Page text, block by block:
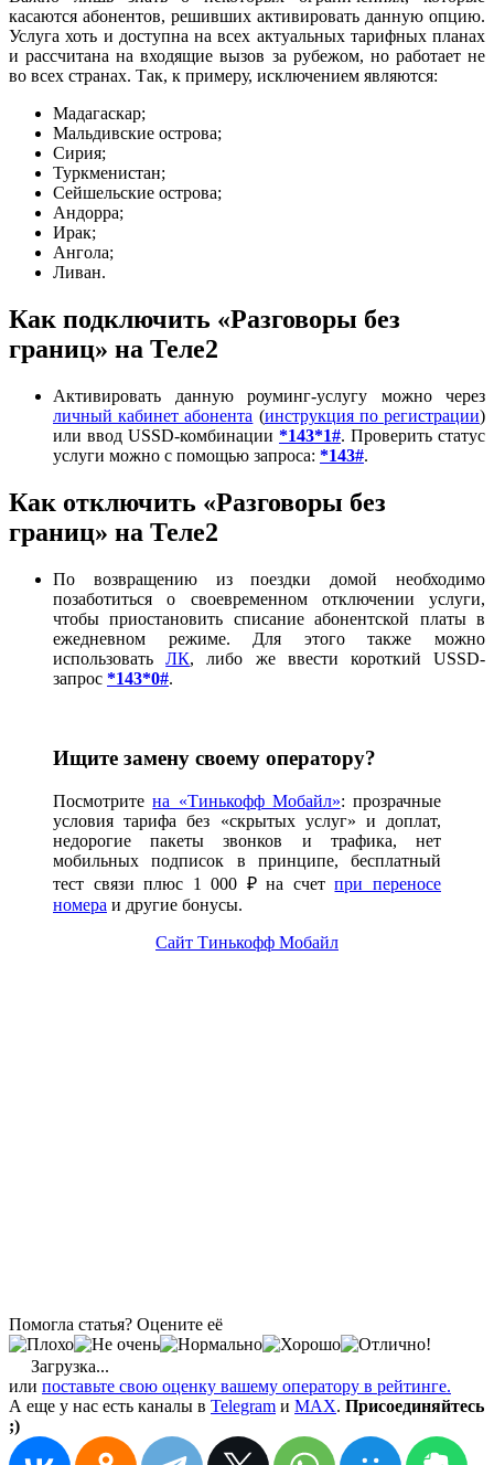
касаются абонентов, решивших активировать данную опцию.
Услуга хоть и доступна на всех актуальных тарифных планах
и рассчитана на входящие вызов за рубежом, но работает не
во всех странах. Так, к примеру, исключением являются:
Мадагаскар;
Мальдивские острова;
Сирия;
Туркменистан;
Сейшельские острова;
Андорра;
Ирак;
Ангола;
Ливан.
Как подключить «Разговоры без
границ» на Теле2
Активировать данную роуминг-услугу можно через
личный кабинет абонента (инструкция по регистрации)
или ввод USSD-комбинации *143*1#. Проверить статус
услуги можно с помощью запроса: *143#.
Как отключить «Разговоры без
границ» на Теле2
По возвращению из поездки домой необходимо
позаботиться о своевременном отключении услуги,
чтобы приостановить списание абонентской платы в
ежедневном режиме. Для этого также можно
использоватьЛК, либо же ввести короткий USSD-
запрос *143*0#.
Ищите замену своему оператору?
Посмотритена «Тинькофф Мобайл»: прозрачные
условия тарифа без «скрытых услуг» и доплат,
недорогие пакеты звонков и трафика, нет
мобильных подписок в принципе, бесплатный
тест связи плюс 1 000 ₽ на счетпри переносе
номера и другие бонусы.
Сайт Тинькофф Мобайл
Помогла статья? Оцените её
Загрузка...
или поставьте свою оценку вашему оператору в рейтинге.
А еще у нас есть каналы в Telegram и MAX. Присоединяйтесь
;)